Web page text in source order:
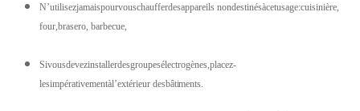
N’utilisezjamaispourvouschaufferdesappareils nondestinésàcetusage:cuisinière,
four,brasero, barbecue,
Sivousdevezinstallerdesgroupesélectrogènes,placez-
lesimpérativementàl’extérieur desbâtiments.